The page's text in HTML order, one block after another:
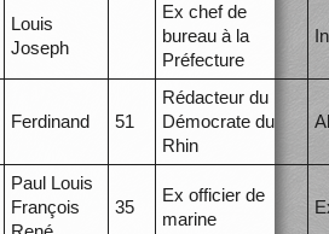
Louis
Joseph
Ex chef de
bureau à la
Préfecture
Ferdinand 51
Rédacteur du
Démocrate du
Rhin
Paul Louis
François
35
Ex officier de
marine